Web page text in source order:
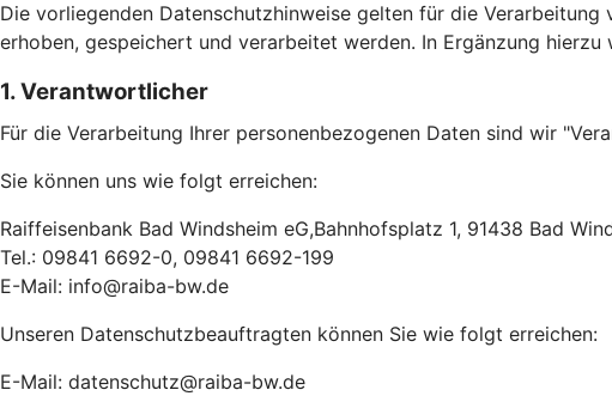
Die vorliegenden Datenschutzhinweise gelten für die
erhoben, gespeichert und verarbeitet werden. In Ergänzung hierzu
1. Verantwortlicher
Für die Verarbeitung Ihrer personenbezogenen Daten sind wir
Sie können uns wie folgt erreichen:
Raiffeisenbank Bad Windsheim eG,Bahnhofsplatz 1, 91438 Bad
Tel.: 09841 6692-0, 09841 6692-199
E-Mail: info@raiba-bw.de
Unseren Datenschutzbeauftragten können Sie wie folgt erreichen:
E-Mail: datenschutz@raiba-bw.de